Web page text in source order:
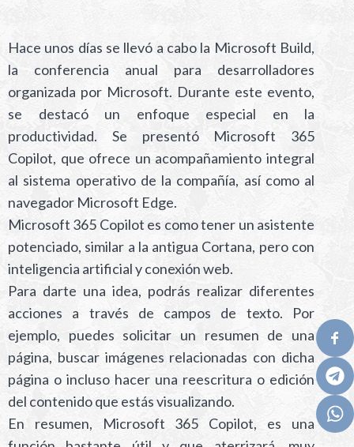
Hace unos días se llevó a cabo la Microsoft Build,
la conferencia anual para desarrolladores
organizada por Microsoft. Durante este evento,
se destacó un enfoque especial en la
productividad. Se presentó Microsoft 365
Copilot, que ofrece un acompañamiento integral
al sistema operativo de la compañía, así como al
navegador Microsoft Edge.
Microsoft 365 Copilot es como tener un asistente
potenciado, similar a la antigua Cortana, pero con
inteligencia artificial y conexión web.
Para darte una idea, podrás realizar diferentes
acciones a través de campos de texto. Por
ejemplo, puedes solicitar un resumen de una
página, buscar imágenes relacionadas con dicha
página o incluso hacer una reescritura o edición
del contenido que estás visualizando.
En resumen, Microsoft 365 Copilot, es una